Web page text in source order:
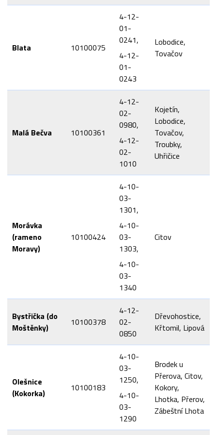
Blata 10100075
4-12-
01-
0241,
4-12-
01-
0243
Lobodice,
Tovačov
Malá Bečva 10100361
4-12-
02-
0980,
4-12-
02-
1010
Kojetín,
Lobodice,
Tovačov,
Troubky,
Uhřičice
Morávka
(rameno
Moravy)
10100424
4-10-
03-
1301,
4-10-
03-
1303,
4-10-
03-
1340
Citov
Bystřička (do
Moštěnky)
10100378
4-12-
02-
0850
Dřevohostice,
Křtomil, Lipová
Olešnice
(Kokorka)
10100183
4-10-
03-
1250,
4-10-
03-
1290
Brodek u
Přerova, Citov,
Kokory,
Lhotka, Přerov,
Zábeštní Lhota